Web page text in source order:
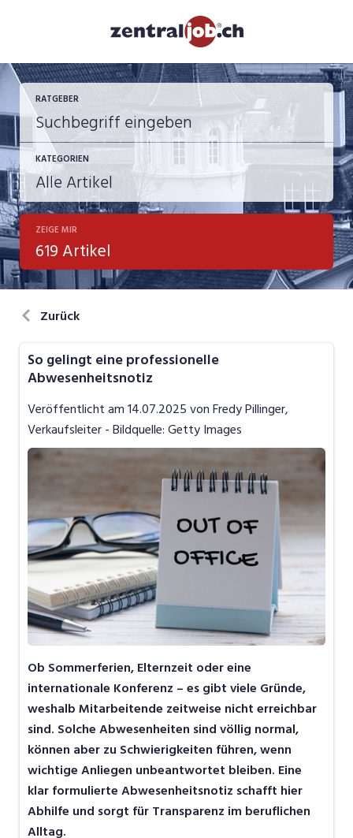
RATGEBER
KATEGORIEN
Berufsbilder
Bewerbung
Job-News
Job-Tipps
Video
ZEIGE MIR
619 Artikel
Zurück
So gelingt eine professionelle
Abwesenheitsnotiz
Veröffentlicht am14.07.2025von Fredy Pillinger,
Verkaufsleiter - Bildquelle: Getty Images
Ob Sommerferien, Elternzeit oder eine
internationale Konferenz – es gibt viele Gründe,
weshalb Mitarbeitende zeitweise nicht erreichbar
sind. Solche Abwesenheiten sind völlig normal,
können aber zu Schwierigkeiten führen, wenn
wichtige Anliegen unbeantwortet bleiben. Eine
klar formulierte Abwesenheitsnotiz schafft hier
Abhilfe und sorgt für Transparenz im beruflichen
Alltag.